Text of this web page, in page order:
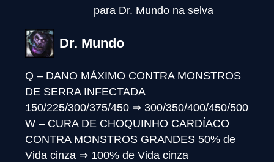
para Dr. Mundo na selva
Dr. Mundo
Q – DANO MÁXIMO CONTRA MONSTROS
DE SERRA INFECTADA
150/225/300/375/450 ⇒ 300/350/400/450/500
W – CURA DE CHOQUINHO CARDÍACO
CONTRA MONSTROS GRANDES 50% de
Vida cinza ⇒ 100% de Vida cinza